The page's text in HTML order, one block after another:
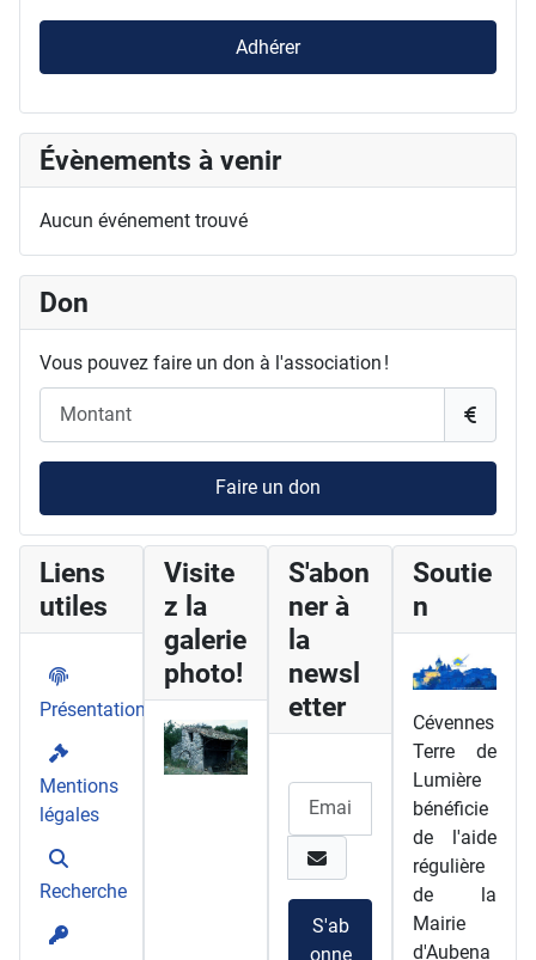
Adhérer
Évènements à venir
Aucun événement trouvé
Don
Vous pouvez faire un don à l'association !
Faire un don
Liens
utiles
Présentation
Mentions
légales
Recherche
Visite
z la
galerie
photo!
S'abon
ner à
la
newsl
etter
S'ab
onne
Soutie
n
Cévennes
Terre de
Lumière
bénéficie
de l'aide
régulière
de la
Mairie
d'Aubena